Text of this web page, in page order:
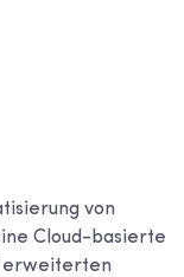
von
Cloud-basierte
erweiterten